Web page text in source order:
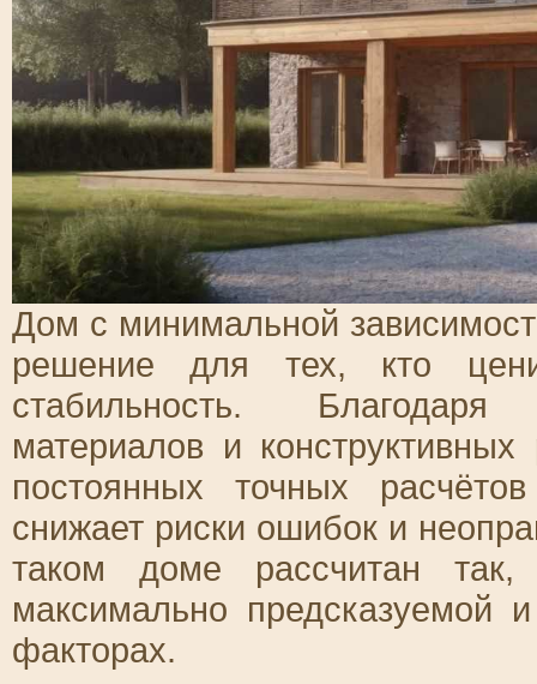
Дом с минимальной
решение для тех, кто
стабильность.
материалов и
постоянных точных
снижает риски ошибок и
таком доме рассчитан
максимально предсказуемой
факторах.